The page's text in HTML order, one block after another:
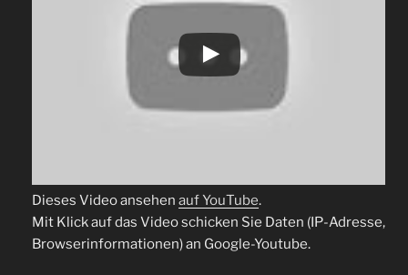
Dieses Video ansehen auf YouTube.
Mit Klick auf das Video schicken Sie Daten (IP-Adresse,
Browserinformationen) an Google-Youtube.